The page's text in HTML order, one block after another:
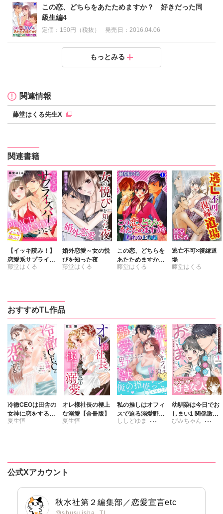
この恋、どちらをあたためますか？ 好きだった同
級生編4
定価： 150円（税抜） 発売日： 2016.04.06
この恋、どちらをあたためますか？ 好きだった同級
この恋、どちらをあたためますか？ 好きだった同級
この恋、どちらをあたためますか？ 好きだった同級
もっとみる
関連情報
藤堂はくる先生X
関連書籍
【イッキ読み！】
恋愛系サプライズ
バーPEACH PAR
藤堂はくる
婚外恋愛～女の悦
びを知った夜
藤堂はくる
この恋、どちらを
あたためますか？
憧れの上司編
藤堂はくる
逃亡不可×復縁道
場
藤堂はくる
おすすめTL作品
冷徹CEOは田舎の
女神に恋をする～
奥まで溶かす深い
夏生恒
オレ様社長の極上
な溺愛【合冊版】
夏生恒
私の推しはオフィ
スで迫る溺愛野獣
～聖域無視、迫ら
ししどゆま
幼馴染は今日でお
しまい1 関係激
変。仲良し男子が
ぴみちゃん
公式Xアカウント
秋水社第２編集部／恋愛宣言etc